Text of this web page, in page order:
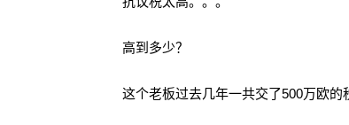
高到多少？
这个老板过去几年一共交了500万欧的